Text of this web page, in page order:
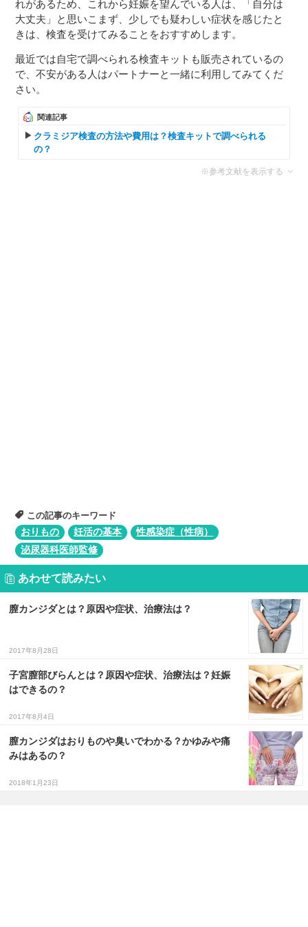
れがあるため、これから妊娠を望んでいる人は、「自分は
大丈夫」と思いこまず、少しでも疑わしい症状を感じたと
きは、検査を受けてみることをおすすめします。
最近では自宅で調べられる検査キットも販売されているの
で、不安がある人はパートナーと一緒に利用してみてくだ
さい。
関連記事
クラミジア検査の方法や費用は？検査キットで調べられる
の？
※参考文献を表示する
この記事のキーワード
おりもの
妊活の基本
性感染症（性病）
泌尿器科医師監修
あわせて読みたい
膣カンジダとは？原因や症状、治療法は？
2017年8月28日
子宮膣部びらんとは？原因や症状、治療法は？妊娠
はできるの？
2017年8月4日
膣カンジダはおりものや臭いでわかる？かゆみや痛
みはあるの？
2018年1月23日